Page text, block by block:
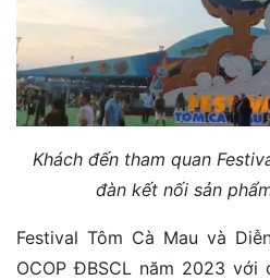
Khách đến tham quan
đàn kết nối sản
Festival Tôm Cà Mau và
OCOP ĐBSCL năm 2023 với